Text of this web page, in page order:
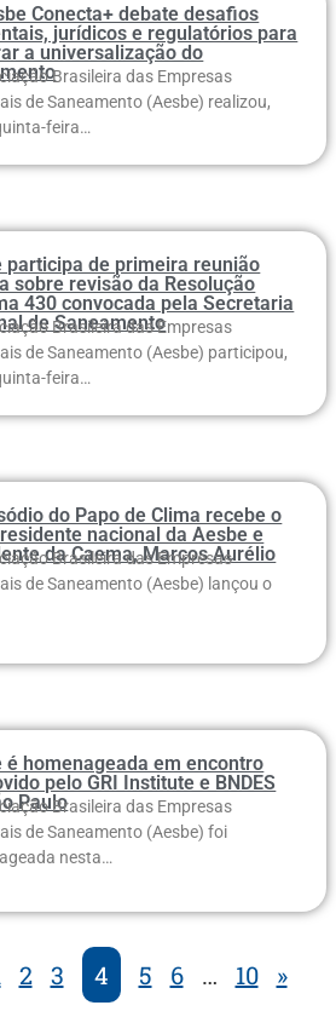
Conecta+ debate desafios
jurídicos e regulatórios para
a universalização do
Brasileira das Empresas
de Saneamento (Aesbe) realizou,
feira…
participa de primeira reunião
sobre revisão da Resolução
430 convocada pela Secretaria
de Saneamento
Brasileira das Empresas
de Saneamento (Aesbe) participou,
feira…
do Papo de Clima recebe o
nacional da Aesbe e
da Caema, Marcos Aurélio
Brasileira das Empresas
de Saneamento (Aesbe) lançou o
é homenageada em encontro
pelo GRI Institute e BNDES
PauloBrasileira das Empresas
de Saneamento (Aesbe) foi
nesta…
2 3 4 5 6 … 10 »